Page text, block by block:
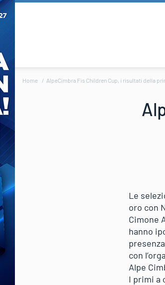
Home AlpeCimbra Fis Children Cup, i risultati della
Le
oro con
Cimone
hanno
con
Alpe
I primi a